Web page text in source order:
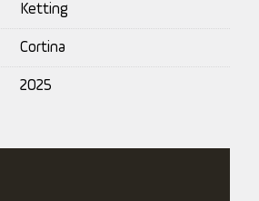
Ketting
Cortina
2025